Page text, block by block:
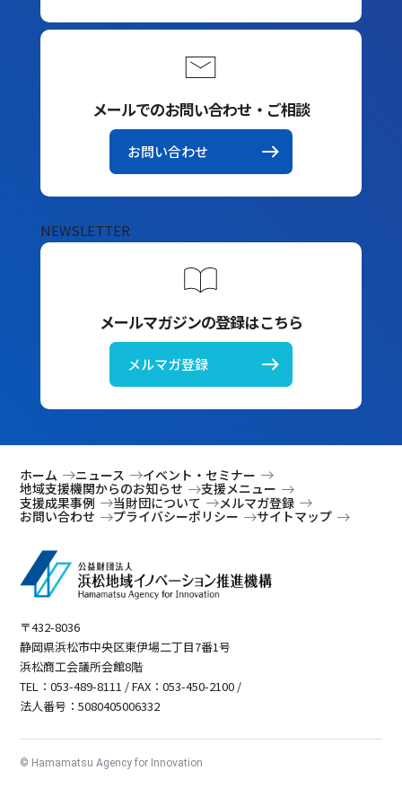
メールでのお問い合わせ・ご相談
お問い合わせ
NEWSLETTER
メールマガジンの登録はこちら
メルマガ登録
〒432-8036
静岡県浜松市中央区東伊場二丁目7番1号
浜松商工会議所会館8階
TEL：053-489-8111 / FAX：053-450-2100 /
法人番号：5080405006332
ホーム ニュース イベント・セミナー
地域支援機関からのお知らせ 支援メニュー
支援成果事例 当財団について メルマガ登録
お問い合わせ プライバシーポリシー サイトマップ
© Hamamatsu Agency for Innovation